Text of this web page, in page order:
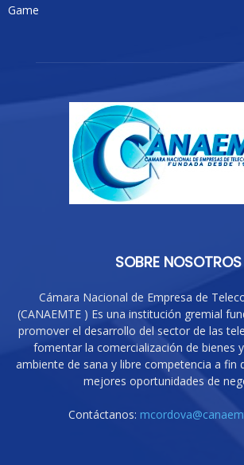
Game
SOBRE NOSOTROS
Cámara Nacional de Empresa de
(CANAEMTE ) Es una institución gremial
promover el desarrollo del sector de las
fomentar la comercialización de bienes
ambiente de sana y libre competencia a fin
mejores oportunidades de
Contáctanos: